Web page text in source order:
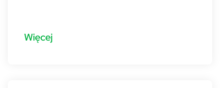
Więcej